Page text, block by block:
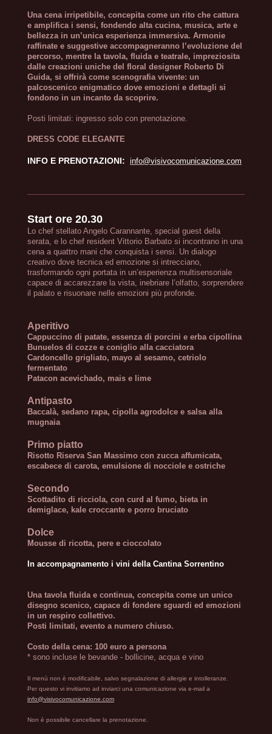
Una cena irripetibile, concepita come un rito che cattura
e amplifica i sensi, fondendo alta cucina, musica, arte e
bellezza in un’unica esperienza immersiva. Armonie
raffinate e suggestive accompagneranno l’evoluzione del
percorso, mentre la tavola, fluida e teatrale, impreziosita
dalle creazioni uniche del floral designer Roberto Di
Guida, si offrirà come scenografia vivente: un
palcoscenico enigmatico dove emozioni e dettagli si
fondono in un incanto da scoprire.
Posti limitati: ingresso solo con prenotazione.
DRESS CODE ELEGANTE
INFO E PRENOTAZIONI: info@visivocomunicazione.com
Start ore 20.30
Lo chef stellato Angelo Carannante, special guest della
serata, e lo chef resident Vittorio Barbato si incontrano in una
cena a quattro mani che conquista i sensi. Un dialogo
creativo dove tecnica ed emozione si intrecciano,
trasformando ogni portata in un’esperienza multisensoriale
capace di accarezzare la vista, inebriare l’olfatto, sorprendere
il palato e risuonare nelle emozioni più profonde.
Aperitivo
Cappuccino di patate, essenza di porcini e erba cipollina
Bunuelos di cozze e coniglio alla cacciatora
Cardoncello grigliato, mayo al sesamo, cetriolo
fermentato
Patacon acevichado, mais e lime
Antipasto
Baccalà, sedano rapa, cipolla agrodolce e salsa alla
mugnaia
Primo piatto
Risotto Riserva San Massimo con zucca affumicata,
escabece di carota, emulsione di nocciole e ostriche
Secondo
Scottadito di ricciola, con curd al fumo, bieta in
demiglace, kale croccante e porro bruciato
Dolce
Mousse di ricotta, pere e cioccolato
In accompagnamento i vini della Cantina Sorrentino
Una tavola fluida e continua, concepita come un unico
disegno scenico, capace di fondere sguardi ed emozioni
in un respiro collettivo.
Posti limitati, evento a numero chiuso.
Costo della cena: 100 euro a persona
* sono incluse le bevande - bollicine, acqua e vino
Il menù non è modificabile, salvo segnalazione di allergie e intolleranze.
Per questo vi invitiamo ad inviarci una comunicazione via e-mail a
info@visivocomunicazione.com
Non è possibile cancellare la prenotazione.